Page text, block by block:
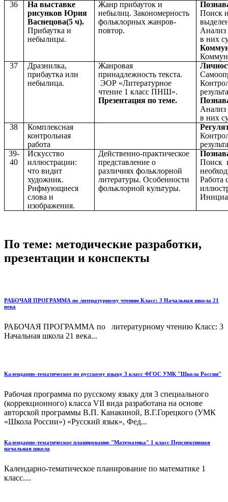
36
На выставке
рисунков Юрия
Васнецова(5 ч).
Прибаутка и
небылицы.
Жанр прибауток и
небылиц. Закономерность
фольклорных жанров-
повтор.
Поиск
Анализ
в них
37
Дразнилка,
прибаутка или
небылица.
Жанровая
принадлежность текста.
ЭОР «Литературное
чтение 1 класс ПНШ».
Презентация по теме.
Анализ
в них
38
Комплексная
контрольная
работа
39-
40
Искусство
иллюстрации:
что видит
художник.
Рифмующиеся
слова и
изображения.
Действенно-практическое
представление о
различиях фольклорной
литературы. Особенности
фольклорной культуры.
Поиск
Работа
По теме: методические разработки,
презентации и конспекты
РАБОЧАЯ ПРОГРАММА по литературному чтению Класс: 3 Начальная школа 21
века
РАБОЧАЯ ПРОГРАММА по литературному чтению Класс: 3
Начальная школа 21 века...
Календарно-тематическое по русскому языку 3 класс ФГОС УМК "Школа России"
Рабочая программа по русскому языку для 3 специального
(коррекционного) класса VII вида разработана на основе
авторской программы В.П. Канакиной, В.Г.Горецкого (УМК
«Школа России») «Русский язык», Фед...
Календарно-тематическое планирование "Математика" 1 класс Перспективная
начальная школа
Календарно-тематическое планирование по математике 1
класс....